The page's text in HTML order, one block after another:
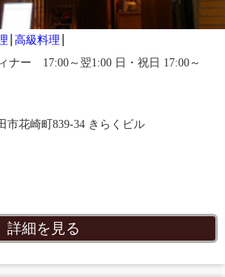
高級料理
ナー 17:00～翌1:00 日・祝日 17:00～
市花崎町839-34 きらくビル
詳細を見る